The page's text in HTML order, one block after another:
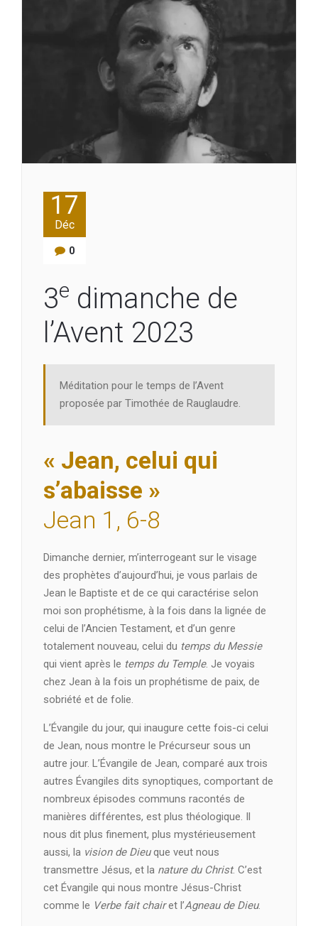
17
Déc
0
3e dimanche de
l’Avent 2023
Méditation pour le temps de l’Avent
proposée par Timothée de Rauglaudre.
« Jean, celui qui
s’abaisse »
Jean 1, 6-8
Dimanche dernier, m’interrogeant sur le visage
des prophètes d’aujourd’hui, je vous parlais de
Jean le Baptiste et de ce qui caractérise selon
moi son prophétisme, à la fois dans la lignée de
celui de l’Ancien Testament, et d’un genre
totalement nouveau, celui du temps du Messie
qui vient après le temps du Temple. Je voyais
chez Jean à la fois un prophétisme de paix, de
sobriété et de folie.
L’Évangile du jour, qui inaugure cette fois-ci celui
de Jean, nous montre le Précurseur sous un
autre jour. L’Évangile de Jean, comparé aux trois
autres Évangiles dits synoptiques, comportant de
nombreux épisodes communs racontés de
manières différentes, est plus théologique. Il
nous dit plus finement, plus mystérieusement
aussi, la vision de Dieuque veut nous
transmettre Jésus, et la nature du Christ. C’est
cet Évangile qui nous montre Jésus-Christ
comme le Verbe fait chairet l’Agneau de Dieu.